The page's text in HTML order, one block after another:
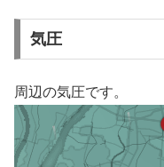
気圧
周辺の気圧です。